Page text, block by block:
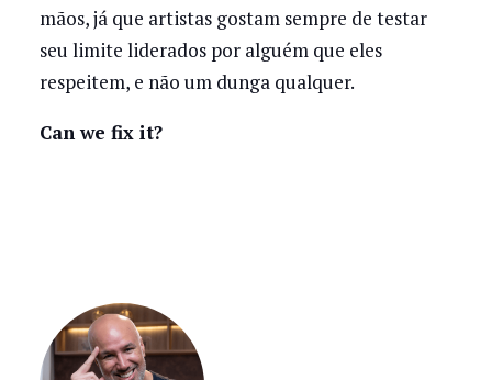
mãos, já que artistas gostam sempre de testar
seu limite liderados por alguém que eles
respeitem, e não um dunga qualquer.
Can we fix it?